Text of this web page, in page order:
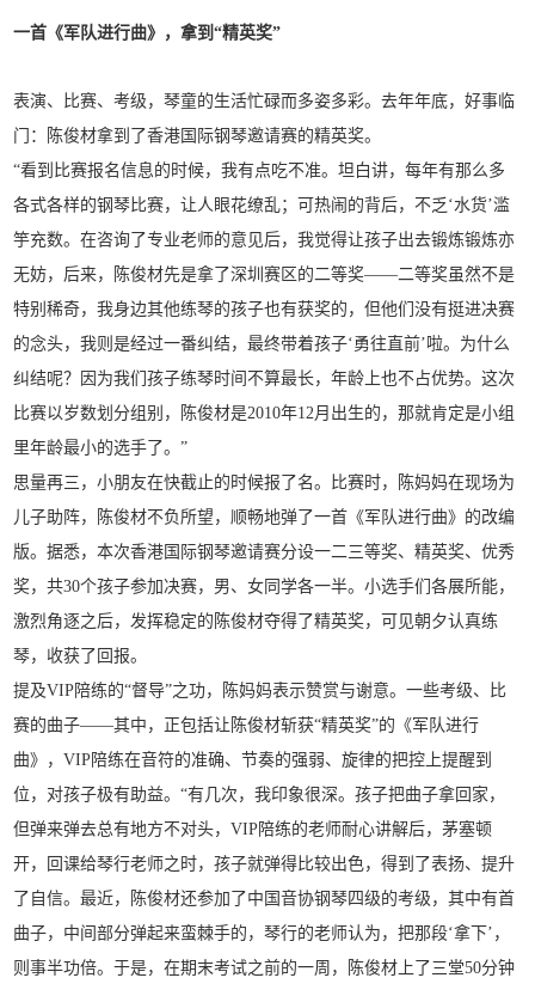
一首《军队进行曲》，拿到“精英奖”
表演、比赛、考级，琴童的生活忙碌而多姿多彩。去年年底，好事临
门：陈俊材拿到了香港国际钢琴邀请赛的精英奖。
“看到比赛报名信息的时候，我有点吃不准。坦白讲，每年有那么多
各式各样的钢琴比赛，让人眼花缭乱；可热闹的背后，不乏‘水货’滥
竽充数。在咨询了专业老师的意见后，我觉得让孩子出去锻炼锻炼亦
无妨，后来，陈俊材先是拿了深圳赛区的二等奖——二等奖虽然不是
特别稀奇，我身边其他练琴的孩子也有获奖的，但他们没有挺进决赛
的念头，我则是经过一番纠结，最终带着孩子‘勇往直前’啦。为什么
纠结呢？因为我们孩子练琴时间不算最长，年龄上也不占优势。这次
比赛以岁数划分组别，陈俊材是2010年12月出生的，那就肯定是小组
里年龄最小的选手了。”
思量再三，小朋友在快截止的时候报了名。比赛时，陈妈妈在现场为
儿子助阵，陈俊材不负所望，顺畅地弹了一首《军队进行曲》的改编
版。据悉，本次香港国际钢琴邀请赛分设一二三等奖、精英奖、优秀
奖，共30个孩子参加决赛，男、女同学各一半。小选手们各展所能，
激烈角逐之后，发挥稳定的陈俊材夺得了精英奖，可见朝夕认真练
琴，收获了回报。
提及VIP陪练的“督导”之功，陈妈妈表示赞赏与谢意。一些考级、比
赛的曲子——其中，正包括让陈俊材斩获“精英奖”的《军队进行
曲》，VIP陪练在音符的准确、节奏的强弱、旋律的把控上提醒到
位，对孩子极有助益。“有几次，我印象很深。孩子把曲子拿回家，
但弹来弹去总有地方不对头，VIP陪练的老师耐心讲解后，茅塞顿
开，回课给琴行老师之时，孩子就弹得比较出色，得到了表扬、提升
了自信。最近，陈俊材还参加了中国音协钢琴四级的考级，其中有首
曲子，中间部分弹起来蛮棘手的，琴行的老师认为，把那段‘拿下’，
则事半功倍。于是，在期末考试之前的一周，陈俊材上了三堂50分钟